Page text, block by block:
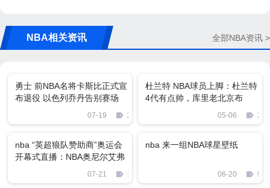
NBA相关资讯 全部NBA资讯 >
勇士 前NBA名将卡斯比正式宣
布退役 以色列乔丹告别赛场
07-19 2785
杜兰特 NBA球员上脚：杜兰特
4代有点帅，库里老北京布
05-06
nba “英超狼队赞助商”奥运会
开幕式直播：NBA奥尼尔艾弗
07-21 1812
nba 来一组NBA球星壁纸
06-20 906